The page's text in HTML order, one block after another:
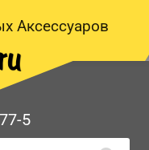
Аксессуаров
5